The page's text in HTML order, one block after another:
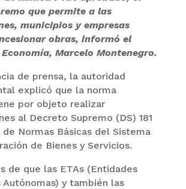
que permite a las
municipios y empresas
obras, informó el
Marcelo Montenegro.
de prensa, la autoridad
explicó que la norma
por objeto realizar
al Decreto Supremo (DS) 181
Normas Básicas del Sistema
de Bienes y Servicios.
de que las ETAs (Entidades
y también las